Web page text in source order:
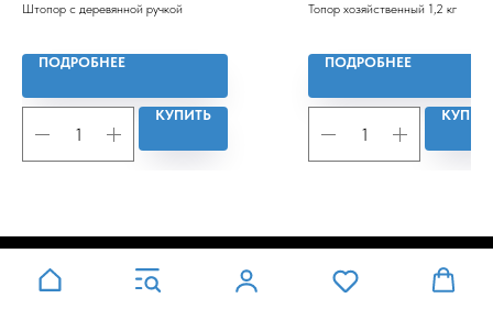
Штопор с деревянной ручкой
ПОДРОБНЕЕ
КУПИТЬ
Топор хозяйственный 1,2 кг
ПОДРОБНЕЕ